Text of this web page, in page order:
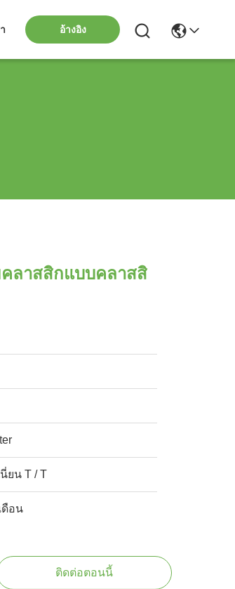
อ้างอิง
คลาสสิกแบบคลาสสิ
นี่ยน T / T
ดือน
ติดต่อตอนนี้